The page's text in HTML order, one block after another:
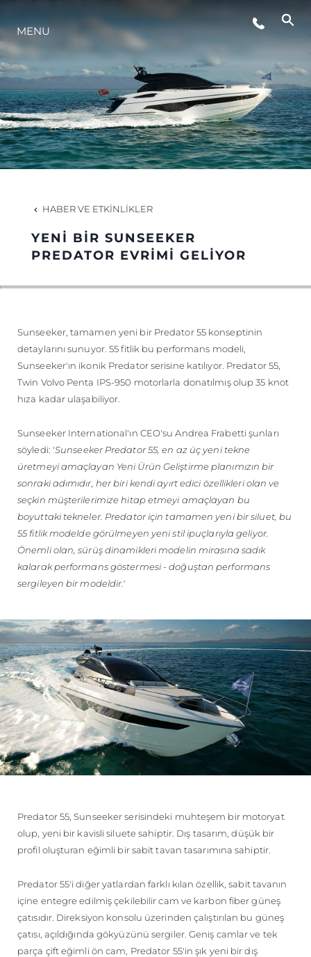
ETKINLIKLER
YAŞAM ŞEKLİ
YENILIK
ŞİRKET
EKIP
MİRAS
ÖĞRENIN
MENU
HABER VE ETKINLIKLER
YENİ BİR SUNSEEKER
PREDATOR EVRİMİ GELİYOR
Sunseeker, tamamen yeni bir Predator 55 konseptinin
detaylarını sunuyor. 55 fitlik bu performans modeli,
Sunseeker'ın ikonik Predator serisine katılıyor. Predator 55,
Twin Volvo Penta IPS-950 motorlarla donatılmış olup 35 knot
hıza kadar ulaşabiliyor.
Sunseeker International'ın CEO'su Andrea Frabetti şunları
söyledi: 'Sunseeker Predator 55, en az üç yeni tekne
üretmeyi amaçlayan Yeni Ürün Geliştirme planımızın bir
sonraki adımıdır, her biri kendi ayırt edici özellikleri olan ve
seçkin müşterilerimize hitap etmeyi amaçlayan bu
boyuttaki tekneler. Predator için tamamen yeni bir siluet, bu
55 fitlik modelde görülmeyen yeni stil ipuçlarıyla geliyor.
Önemli olan, sürüş dinamikleri modelin mirasına sadık
kalarak performans göstermesi - doğuştan performans
sergileyen bir modeldir.'
Predator 55, Sunseeker serisindeki muhteşem bir motoryat
olup, yeni bir kavisli siluete sahiptir. Dış tasarım, düşük bir
profil oluşturan eğimli bir sabit tavan tasarımına sahiptir.
Predator 55'i diğer yatlardan farklı kılan özellik, sabit tavanın
içine entegre edilmiş çekilebilir cam ve karbon fiber güneş
çatısıdır. Direksiyon konsolu üzerinden çalıştırılan bu güneş
çatısı, açıldığında gökyüzünü sergiler. Geniş camlar ve tek
parça çift eğimli ön cam, Predator 55'in şık yeni bir dış